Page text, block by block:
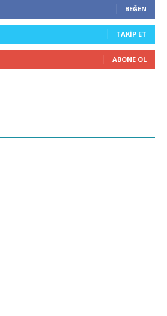
BEĞEN
TAKIP ET
ABONE OL